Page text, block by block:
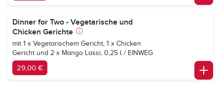
Dinner for Two - Vegetarische und
Chicken Gerichte
mit 1 x Vegetarischem Gericht, 1 x Chicken
Gericht und 2 x Mango Lassi, 0,25 l / EINWEG
29,00 €